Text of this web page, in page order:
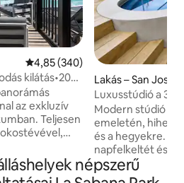
Átlagos értékelés: 5/4,85, 340
4,85 (340)
kilátás•20
az exkluzív
Teljesen
edzőtermet, a
Lakás – San José
Luxusstúdió a 31.
kilátás •
Modern stúdió a
emeletén,
és a hegyekre.
napfelkeltét és
szintről. A
franciaággyal,
népszerű